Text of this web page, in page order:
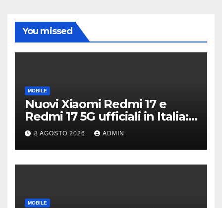
You missed
MOBILE
Nuovi Xiaomi Redmi 17 e
Redmi 17 5G ufficiali in Italia:
specifiche tecniche,
differenze e prezzi
8 AGOSTO 2026 ADMIN
MOBILE